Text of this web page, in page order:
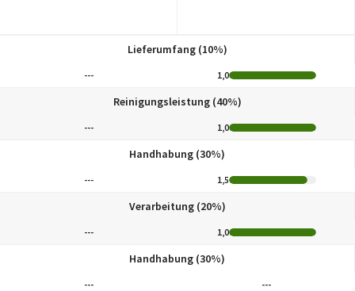
Lieferumfang (10%)
--- 1,0
Reinigungsleistung (40%)
--- 1,0
Handhabung (30%)
--- 1,5
Verarbeitung (20%)
--- 1,0
Handhabung (30%)
--- ---